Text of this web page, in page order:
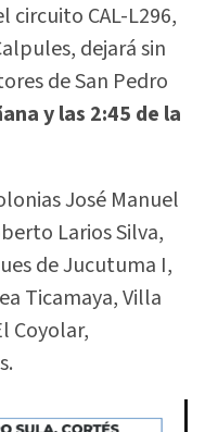
CAL-L296,
dejará sin
de San Pedro
y las 2:45 de la
José Manuel
Larios Silva,
de Jucutuma I,
Ticamaya, Villa
Coyolar,